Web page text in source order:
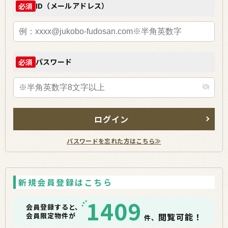
必須 ID（メールアドレス）
必須 パスワード
ログイン
パスワードを忘れた方はこちら≫
新規会員登録はこちら
会員登録すると、
会員限定物件が
1409 件、 閲覧可能！